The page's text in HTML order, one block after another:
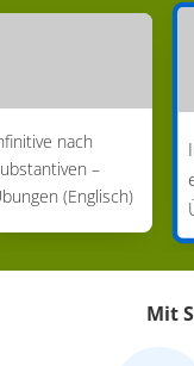
nach
–
(Englisch)
Mit